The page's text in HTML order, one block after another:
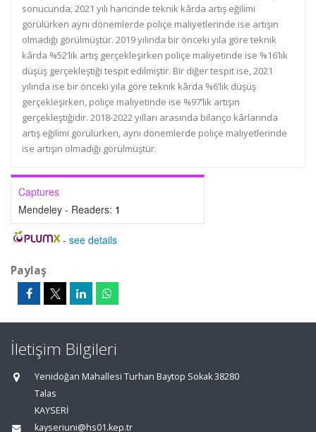
sonucunda; 2021 yılı haricinde teknik kârda artış eğilimi
görülürken aynı dönemlerde poliçe maliyetlerinde ise artışın
olmadığı görülmüştür. 2019 yılında bir önceki yıla göre teknik
kârda %52’lik artış gerçekleşirken poliçe maliyetinde ise %16’lık
düşüş gerçekleştiği tespit edilmiştir. Bir diğer tespit ise, 2021
yılında ise bir önceki yıla göre teknik kârda %6’lık düşüş
gerçekleşirken, poliçe maliyetinde ise %97’lik artışın
gerçekleştiğidir. 2018-2022 yılları arasında bilanço kârlarında
artış eğilimi görülürken, aynı dönemlerde poliçe maliyetlerinde
ise artışın olmadığı görülmüştür.
Captures
Mendeley - Readers: 1
- see details
Paylaş
İletişim Bilgileri
Yenidoğan Mahallesi Turhan Baytop Sokak 38280
Talas
KAYSERİ
kayseriuni@hs01.kep.tr